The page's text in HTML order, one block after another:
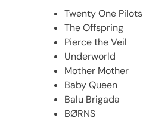
Twenty One Pilots
The Offspring
Pierce the Veil
Underworld
Mother Mother
Baby Queen
Balu Brigada
BØRNS